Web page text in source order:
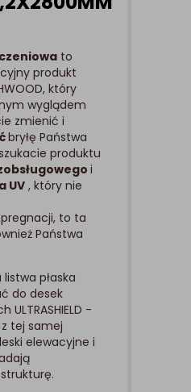
to
produkt
który
wyglądem
zmienić i
bryłę Państwa
produktu
i
UV , który nie
to ta
Państwa
płaska
do desek
-
tej samej
elewacyjne i